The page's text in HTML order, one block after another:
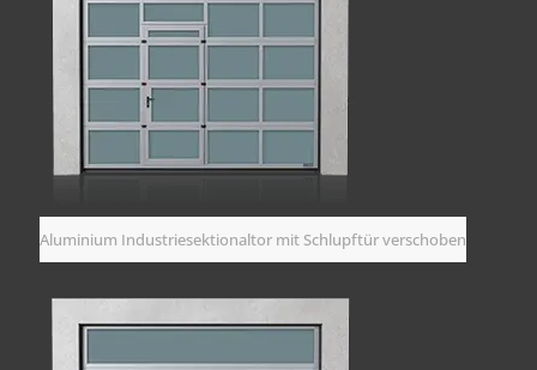
Aluminium Industriesektionaltor mit Schlupftür verschoben